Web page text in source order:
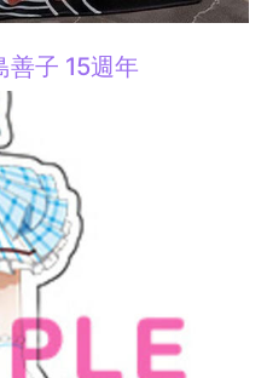
子 15週年